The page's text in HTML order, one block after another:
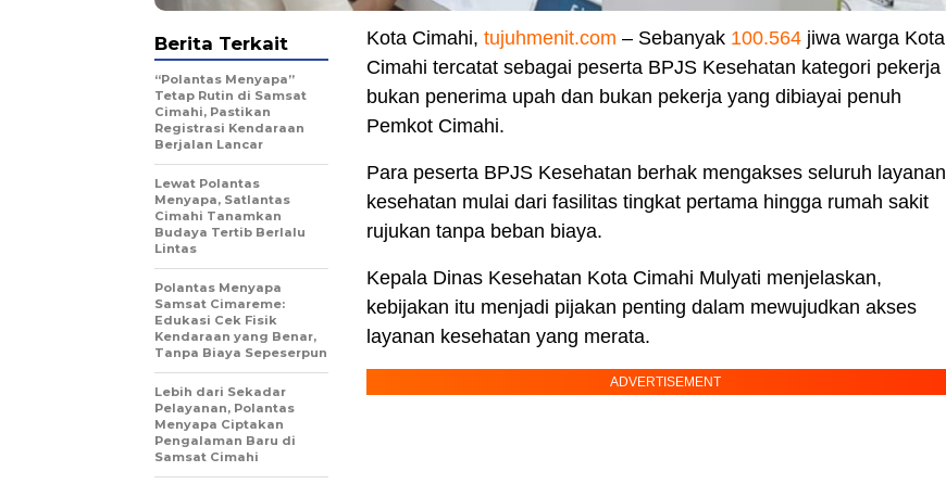
Kota Cimahi, tujuhmenit.com – Sebanyak 100.564 jiwa warga Kota
Cimahi tercatat sebagai peserta BPJS Kesehatan kategori pekerja
bukan penerima upah dan bukan pekerja yang dibiayai penuh
Pemkot Cimahi.
Para peserta BPJS Kesehatan berhak mengakses seluruh layanan
kesehatan mulai dari fasilitas tingkat pertama hingga rumah sakit
rujukan tanpa beban biaya.
Kepala Dinas Kesehatan Kota Cimahi Mulyati menjelaskan,
kebijakan itu menjadi pijakan penting dalam mewujudkan akses
layanan kesehatan yang merata.
ADVERTISEMENT
Berita Terkait
“Polantas Menyapa”
Tetap Rutin di Samsat
Cimahi, Pastikan
Registrasi Kendaraan
Berjalan Lancar
Lewat Polantas
Menyapa, Satlantas
Cimahi Tanamkan
Budaya Tertib Berlalu
Lintas
Polantas Menyapa
Samsat Cimareme:
Edukasi Cek Fisik
Kendaraan yang Benar,
Tanpa Biaya Sepeserpun
Lebih dari Sekadar
Pelayanan, Polantas
Menyapa Ciptakan
Pengalaman Baru di
Samsat Cimahi